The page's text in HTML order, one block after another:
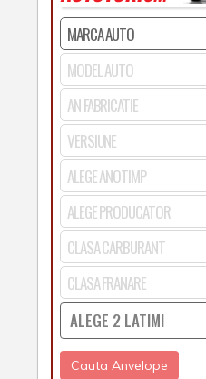
ALEGE 2 LATIMI
Cauta Anvelope